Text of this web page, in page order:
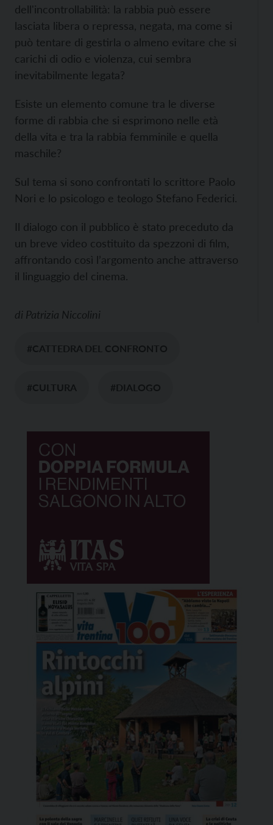
dell'incontrollabilità: la rabbia può essere
lasciata libera o repressa, negata, ma come si
può tentare di gestirla o almeno evitare che si
carichi di odio e violenza, cui sembra
inevitabilmente legata?
Esiste un elemento comune tra le diverse
forme di rabbia che si esprimono nelle età
della vita e tra la rabbia femminile e quella
maschile?
Sul tema si sono confrontati lo scrittore Paolo
Nori e lo psicologo e teologo Stefano Federici.
Il dialogo con il pubblico è stato preceduto da
un breve video costituito da spezzoni di film,
affrontando così l’argomento anche attraverso
il linguaggio del cinema.
di Patrizia Niccolini
#CATTEDRA DEL CONFRONTO
#CULTURA #DIALOGO